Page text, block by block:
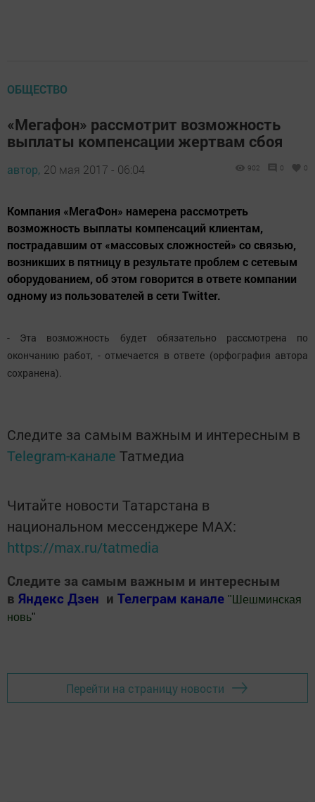
ОБЩЕСТВО
«Мегафон» рассмотрит возможность
выплаты компенсации жертвам сбоя‍
автор, 20 мая 2017 - 06:04 902 0 0
Компания «МегаФон» намерена рассмотреть
возможность выплаты компенсаций клиентам,
пострадавшим от «массовых сложностей» со связью,
возникших в пятницу в результате проблем с сетевым
оборудованием, об этом говорится в ответе компании
одному из пользователей в сети Twitter.
- Эта возможность будет обязательно рассмотрена по
окончанию работ, - отмечается в ответе (орфография автора
сохранена).
Следите за самым важным и интересным в
Telegram-канале Татмедиа
Читайте новости Татарстана в
национальном мессенджере MАХ:
https://max.ru/tatmedia
Следите за самым важным и интересным
в Яндекс Дзен и Телеграм канале " Шешминская
новь"
Перейти на страницу новости